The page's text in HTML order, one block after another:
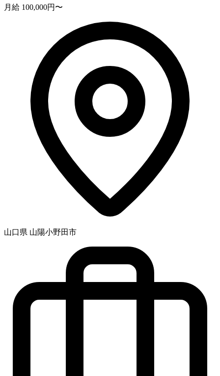
月給 100,000円〜
山口県 山陽小野田市